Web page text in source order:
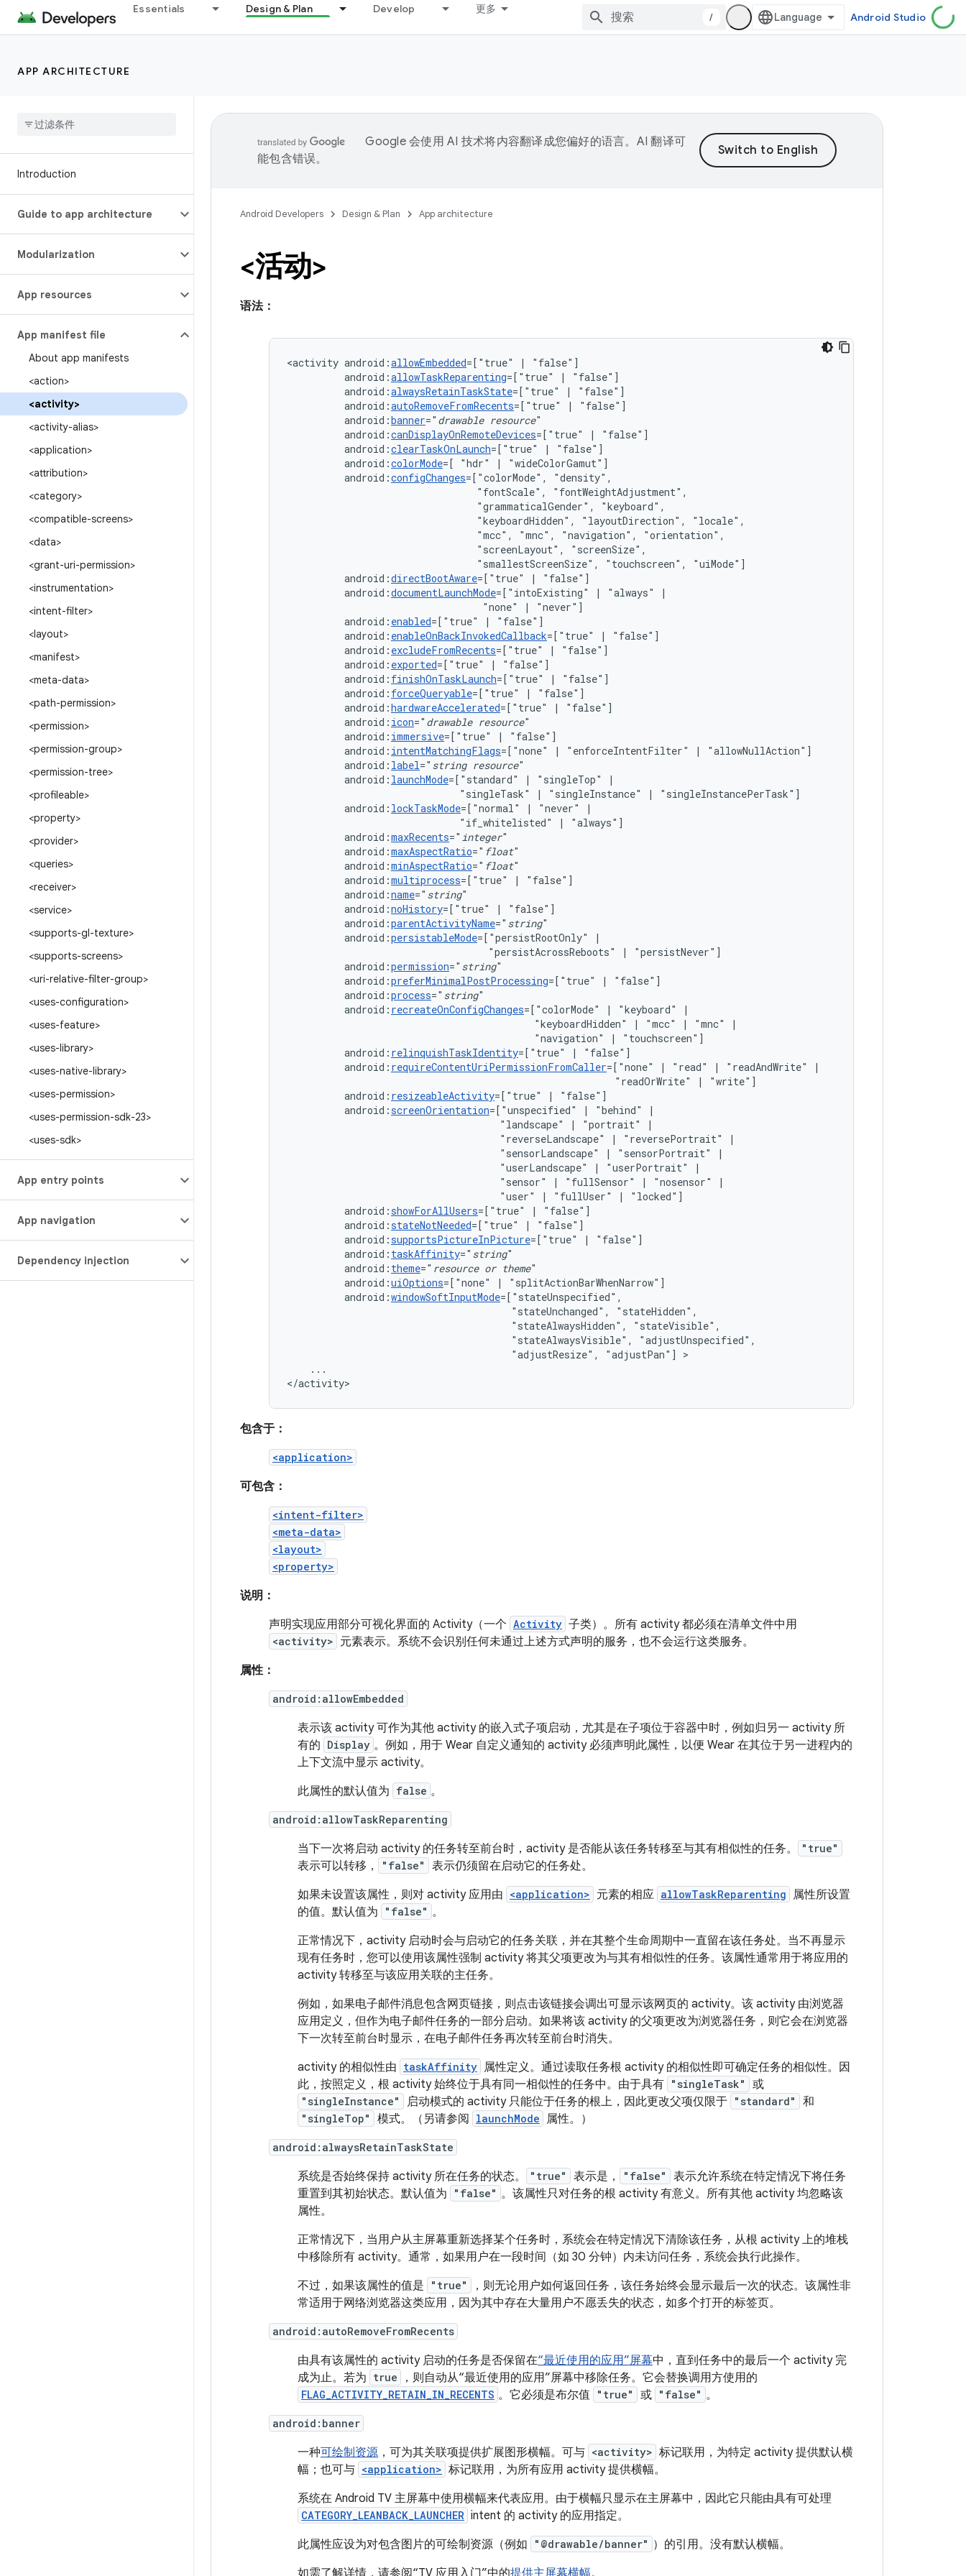
Essentials Design & Plan Develop 更多
/ Android Studio
APP ARCHITECTURE
Introduction
Guide to app architecture
Modularization
App resources
App manifest file
About app manifests
<action>
<activity>
<activity-alias>
<application>
<attribution>
<category>
<compatible-screens>
<data>
<grant-uri-permission>
<instrumentation>
<intent-filter>
<layout>
<manifest>
<meta-data>
<path-permission>
<permission>
<permission-group>
<permission-tree>
<profileable>
<property>
<provider>
<queries>
<receiver>
<service>
<supports-gl-texture>
<supports-screens>
<uri-relative-filter-group>
<uses-configuration>
<uses-feature>
<uses-library>
<uses-native-library>
<uses-permission>
<uses-permission-sdk-23>
<uses-sdk>
App entry points
App navigation
Dependency injection
Google 会使用 AI 技术将内容翻译成您偏好的语言。AI 翻译可
能包含错误。
Android Developers Design & Plan App architecture
<活动>
语法：
<activity android:allowEmbedded=["true" |
android:allowTaskReparenting=["true" |
android:alwaysRetainTaskState=["true" |
android:autoRemoveFromRecents=["true" |
android:banner=" drawable resource
android:canDisplayOnRemoteDevices=["true" |
android:clearTaskOnLaunch=["true" |
android:colorMode=[ "hdr" |
android:configChanges=["colorMode",
"fontScale",
"grammaticalGender",
"keyboardHidden",
"layoutDirection",
"mcc",
"mnc", "navigation",
"screenLayout",
"smallestScreenSize",
"touchscreen",
android:directBootAware=["true" |
android:documentLaunchMode=["intoExisting" | "always"
"none"
|
android: enabled=["true" |
android: enableOnBackInvokedCallback=["true" |
android: excludeFromRecents=["true" |
android: exported=["true" |
android: finishOnTaskLaunch=["true" |
android: forceQueryable=["true" |
android:hardwareAccelerated=["true" |
android: icon=" drawable resource
android: immersive=["true" |
android: intentMatchingFlags=["none" | "enforceIntentFilter" |
android: label=" string resource
android: launchMode=["standard" | "singleTop"
"singleTask"
| "singleInstance" |
android: lockTaskMode=["normal" | "never"
"if_whitelisted"
|
android:maxRecents=" integer
android:maxAspectRatio=" float
android:minAspectRatio=" float
android:multiprocess=["true" |
android:name=" string
android:noHistory=["true" |
"false"]
android:parentActivityName=" string"
android:persistableMode=["persistRootOnly"
|
"persistAcrossReboots"
|
android:permission=" string
android:preferMinimalPostProcessing=["true" |
android:process=" string
android: recreateOnConfigChanges=["colorMode" | "keyboard"
"keyboardHidden"
| "mcc" | "mnc"
"navigation"
|
android: relinquishTaskIdentity=["true" |
android: requireContentUriPermissionFromCaller=["none" | "read" | "readAndWrite"
"readOrWrite"
|
"write"]
android: resizeableActivity=["true" |
android:screenOrientation=["unspecified" | "behind"
"landscape"
| "portrait"
"reverseLandscape"
| "reversePortrait"
"sensorLandscape"
| "sensorPortrait"
"userLandscape"
| "userPortrait"
"sensor"
| "fullSensor" | "nosensor"
"user"
| "fullUser" |
android:showForAllUsers=["true" |
android:stateNotNeeded=["true" |
android:supportsPictureInPicture=["true" |
android: taskAffinity=" string
android: theme=" resource or theme
android:uiOptions=["none" |
android:windowSoftInputMode
"stateUnchanged",
"stateAlwaysHidden",
"stateAlwaysVisible",
"adjustResize",
"adjustPan"]
>
...
</activity>
包含于：
<application>
可包含：
<intent-filter>
<meta-data>
<layout>
<property>
说明：
声明实现应用部分可视化界面的 Activity（一个 Activity 子类）。所有 activity 都必须在清单文件中用
<activity> 元素表示。系统不会识别任何未通过上述方式声明的服务，也不会运行这类服务。
属性：
android:allowEmbedded
表示该 activity 可作为其他 activity 的嵌入式子项启动，尤其是在子项位于容器中时，例如归另一 activity 所
有的 Display 。例如，用于 Wear 自定义通知的 activity 必须声明此属性，以便 Wear 在其位于另一进程内的
上下文流中显示 activity。
此属性的默认值为 false 。
android:allowTaskReparenting
当下一次将启动 activity 的任务转至前台时，activity 是否能从该任务转移至与其有相似性的任务。 "true"
表示可以转移， "false"
表示仍须留在启动它的任务处。
如果未设置该属性，则对 activity 应用由 <application> 元素的相应 allowTaskReparenting 属性所设置
的值。默认值为
"false" 。
正常情况下，activity 启动时会与启动它的任务关联，并在其整个生命周期中一直留在该任务处。当不再显示
现有任务时，您可以使用该属性强制 activity 将其父项更改为与其有相似性的任务。该属性通常用于将应用的
activity 转移至与该应用关联的主任务。
例如，如果电子邮件消息包含网页链接，则点击该链接会调出可显示该网页的 activity。该 activity 由浏览器
应用定义，但作为电子邮件任务的一部分启动。如果将该 activity 的父项更改为浏览器任务，则它会在浏览器
下一次转至前台时显示，在电子邮件任务再次转至前台时消失。
activity 的相似性由 taskAffinity 属性定义。通过读取任务根 activity 的相似性即可确定任务的相似性。因
此，按照定义，根 activity 始终位于具有同一相似性的任务中。由于具有 "singleTask" 或
"singleInstance" 启动模式的 activity 只能位于任务的根上，因此更改父项仅限于 "standard" 和
"singleTop" 模式。（另请参阅 launchMode 属性。）
android:alwaysRetainTaskState
系统是否始终保持 activity 所在任务的状态。 "true" 表示是， "false"
表示允许系统在特定情况下将任务
重置到其初始状态。默认值为
"false" 。该属性只对任务的根 activity 有意义。所有其他 activity 均忽略该
属性。
正常情况下，当用户从主屏幕重新选择某个任务时，系统会在特定情况下清除该任务，从根 activity 上的堆栈
中移除所有 activity。通常，如果用户在一段时间（如 30 分钟）内未访问任务，系统会执行此操作。
不过，如果该属性的值是
"true"
，则无论用户如何返回任务，该任务始终会显示最后一次的状态。该属性非
常适用于网络浏览器这类应用，因为其中存在大量用户不愿丢失的状态，如多个打开的标签页。
android:autoRemoveFromRecents
由具有该属性的 activity 启动的任务是否保留在“最近使用的应用”屏幕中，直到任务中的最后一个 activity 完
成为止。若为 true ，则自动从“最近使用的应用”屏幕中移除任务。它会替换调用方使用的
FLAG_ACTIVITY_RETAIN_IN_RECENTS 。它必须是布尔值 "true" 或 "false" 。
android:banner
一种可绘制资源 ，可为其关联项提供扩展图形横幅。可与 <activity> 标记联用，为特定 activity 提供默认横
幅；也可与 <application> 标记联用，为所有应用 activity 提供横幅。
系统在 Android TV 主屏幕中使用横幅来代表应用。由于横幅只显示在主屏幕中，因此它只能由具有可处理
CATEGORY_LEANBACK_LAUNCHER intent 的 activity 的应用指定。
此属性应设为对包含图片的可绘制资源（例如
"@drawable/banner" ）的引用。没有默认横幅。
如需了解详情，请参阅“TV 应用入门”中的提供主屏幕横幅。